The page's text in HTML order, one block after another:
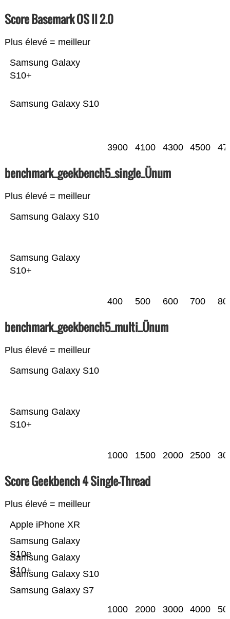
Score Basemark OS II 2.0
Plus élevé = meilleur
Samsung Galaxy S10
Samsung Galaxy
S10+
3900 4100 4300 4500
benchmark_geekbench5_single_Ünum
Plus élevé = meilleur
Samsung Galaxy
S10+
Samsung Galaxy S10
400 500 600 700
benchmark_geekbench5_multi_Ünum
Plus élevé = meilleur
Samsung Galaxy
S10+
Samsung Galaxy S10
1000 1500 2000 2500
Score Geekbench 4 Single-Thread
Plus élevé = meilleur
Samsung Galaxy S7
Samsung Galaxy S10
Samsung Galaxy
S10+
Samsung Galaxy
S10e
Apple iPhone XR
1000 2000 3000 4000